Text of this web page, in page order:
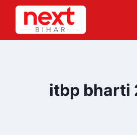
Skip
content
itbp bharti